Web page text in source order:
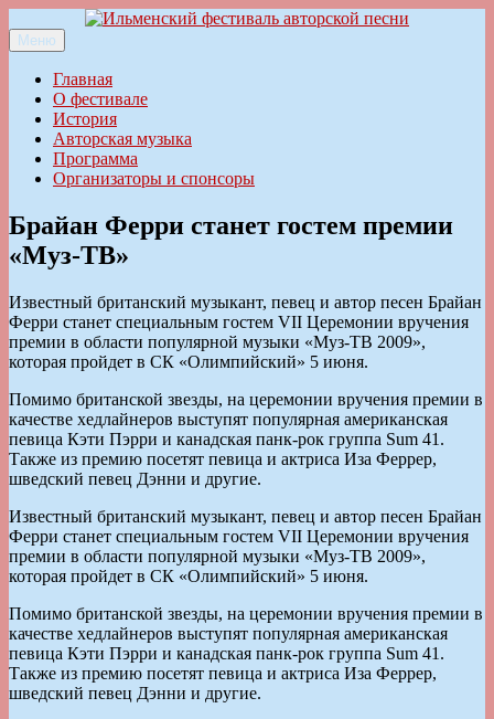
к
содержимому
Ильменский фестиваль авторской песни
Меню
Главная
О фестивале
История
Авторская музыка
Программа
Организаторы и спонсоры
Брайан Ферри станет гостем премии
«Муз-ТВ»
Известный британский музыкант, певец и автор песен Брайан
Ферри станет специальным гостем VII Церемонии вручения
премии в области популярной музыки «Муз-ТВ 2009»,
которая пройдет в СК «Олимпийский» 5 июня.
Помимо британской звезды, на церемонии вручения премии в
качестве хедлайнеров выступят популярная американская
певица Кэти Пэрри и канадская панк-рок группа Sum 41.
Также из премию посетят певица и актриса Иза Феррер,
шведский певец Дэнни и другие.
Известный британский музыкант, певец и автор песен Брайан
Ферри станет специальным гостем VII Церемонии вручения
премии в области популярной музыки «Муз-ТВ 2009»,
которая пройдет в СК «Олимпийский» 5 июня.
Помимо британской звезды, на церемонии вручения премии в
качестве хедлайнеров выступят популярная американская
певица Кэти Пэрри и канадская панк-рок группа Sum 41.
Также из премию посетят певица и актриса Иза Феррер,
шведский певец Дэнни и другие.